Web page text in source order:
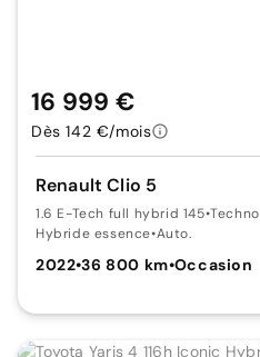
Renault Clio 5
1.6 E-Tech full hybrid 145•Techno
Hybride essence•Auto.
2022•36 800 km•Occasion
16 999 €
Dès 142 €/mois